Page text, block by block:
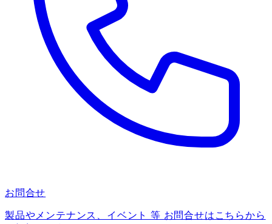
お問合せ
製品やメンテナンス、イベント 等 お問合せはこちらから